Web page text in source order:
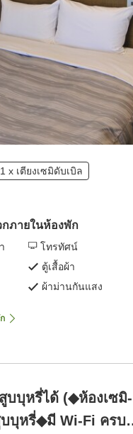
1 x เตียงเซมิดับเบิล
ภายในห้องพัก
โทรทัศน์
ตู้เสื้อผ้า
ผ้าม่านกันแสง
บบุหรี่ได้ (◆ห้องเซมิ-
บุหรี่◆มี Wi-Fi ครบ